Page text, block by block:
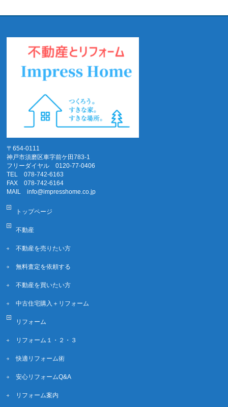
〒654-0111
神戸市須磨区車字前ケ田783-1
フリーダイヤル 0120-77-0406
TEL 078-742-6163
FAX 078-742-6164
MAIL info@impresshome.co.jp
トップページ
不動産
不動産を売りたい方
無料査定を依頼する
不動産を買いたい方
中古住宅購入＋リフォーム
リフォーム
リフォーム１・２・３
快適リフォーム術
安心リフォームQ&A
リフォーム案内